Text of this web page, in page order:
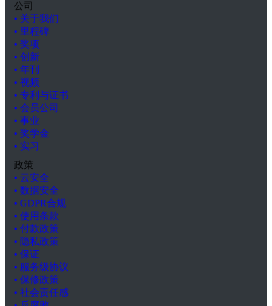
公司
• 关于我们
• 里程碑
• 奖项
• 创新
• 年刊
• 视频
• 专利与证书
• 会员公司
• 事业
• 奖学金
• 实习
政策
• 云安全
• 数据安全
• GDPR合规
• 使用条款
• 付款政策
• 隐私政策
• 保证
• 服务级协议
• 保修政策
• 社会责任感